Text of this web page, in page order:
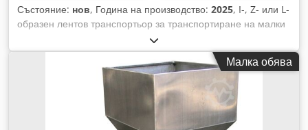
Състояние: нов, Година на производство: 2025, I-, Z- или L-
образен лентов транспортьор за транспортиране на малки
и големи по обем, мокри/влажни, дълбоко замразени
продукти към тегловната единица. Отворена конструкция,
вълнообразни ръбове, водоустойчив, частите, които са в
контакт с продукта, са изработени от полиуретан и са
сертифицирани по FDA 21 CFR 177.2600. -Спецификации:
размери на транспортните гнезда: Д(адаптират се според
продукта)xШ250xВ50мм; корпус от неръждаема стомана;
Малка обява